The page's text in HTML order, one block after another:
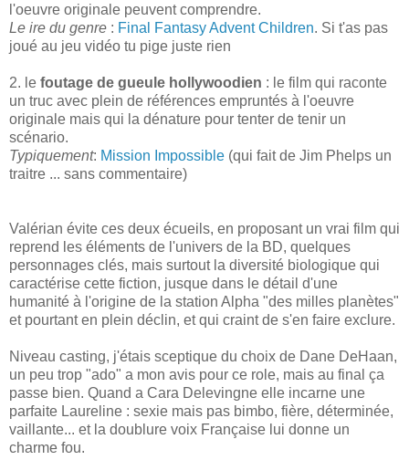
l'oeuvre originale peuvent comprendre.
Le ire du genre : Final Fantasy Advent Children. Si t'as pas
joué au jeu vidéo tu pige juste rien
2. le foutage de gueule hollywoodien : le film qui raconte
un truc avec plein de références empruntés à l'oeuvre
originale mais qui la dénature pour tenter de tenir un
scénario.
Typiquement: Mission Impossible (qui fait de Jim Phelps un
traitre ... sans commentaire)
Valérian évite ces deux écueils, en proposant un vrai film qui
reprend les éléments de l'univers de la BD, quelques
personnages clés, mais surtout la diversité biologique qui
caractérise cette fiction, jusque dans le détail d'une
humanité à l'origine de la station Alpha "des milles planètes"
et pourtant en plein déclin, et qui craint de s'en faire exclure.
Niveau casting, j'étais sceptique du choix de Dane DeHaan,
un peu trop "ado" a mon avis pour ce role, mais au final ça
passe bien. Quand a Cara Delevingne elle incarne une
parfaite Laureline : sexie mais pas bimbo, fière, déterminée,
vaillante... et la doublure voix Française lui donne un
charme fou.